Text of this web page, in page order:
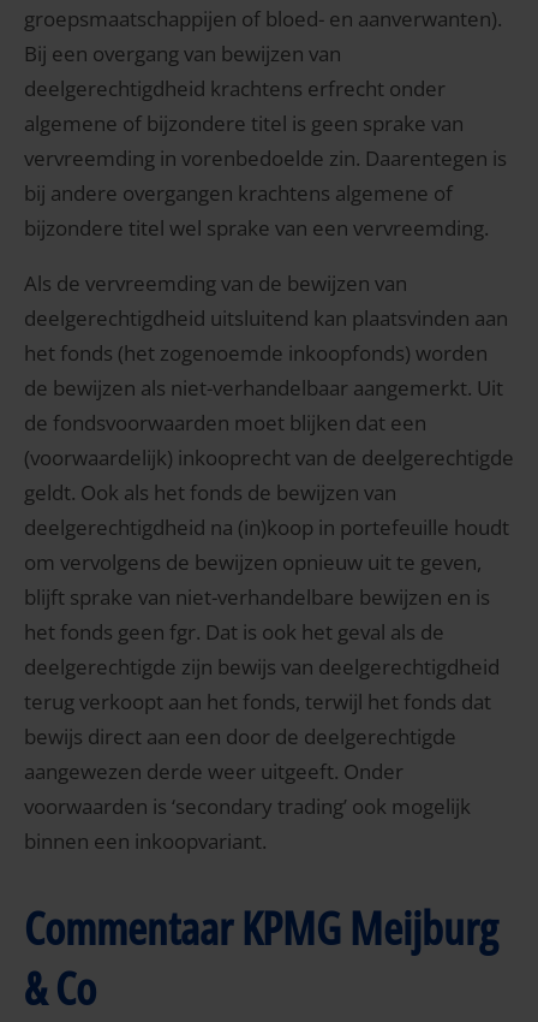
groepsmaatschappijen of bloed- en aanverwanten).
Bij een overgang van bewijzen van
deelgerechtigdheid krachtens erfrecht onder
algemene of bijzondere titel is geen sprake van
vervreemding in vorenbedoelde zin. Daarentegen is
bij andere overgangen krachtens algemene of
bijzondere titel wel sprake van een vervreemding.
Als de vervreemding van de bewijzen van
deelgerechtigdheid uitsluitend kan plaatsvinden aan
het fonds (het zogenoemde inkoopfonds) worden
de bewijzen als niet-verhandelbaar aangemerkt. Uit
de fondsvoorwaarden moet blijken dat een
(voorwaardelijk) inkooprecht van de deelgerechtigde
geldt. Ook als het fonds de bewijzen van
deelgerechtigdheid na (in)koop in portefeuille houdt
om vervolgens de bewijzen opnieuw uit te geven,
blijft sprake van niet-verhandelbare bewijzen en is
het fonds geen fgr. Dat is ook het geval als de
deelgerechtigde zijn bewijs van deelgerechtigdheid
terug verkoopt aan het fonds, terwijl het fonds dat
bewijs direct aan een door de deelgerechtigde
aangewezen derde weer uitgeeft. Onder
voorwaarden is ‘secondary trading’ ook mogelijk
binnen een inkoopvariant.
Commentaar KPMG Meijburg
& Co